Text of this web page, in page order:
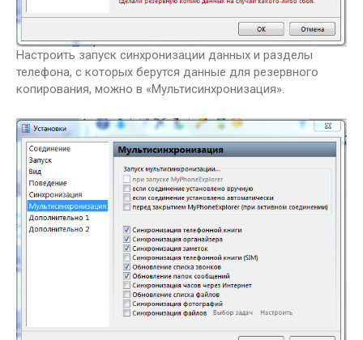
Настроить запуск синхронизации данных и разделы
телефона, с которых берутся данные для резервного
копирования, можно в «Мультисинхронизация».